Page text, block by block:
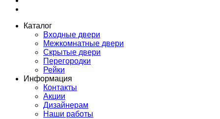
Каталог
Входные двери
Межкомнатные двери
Скрытые двери
Перегородки
Рейки
Информация
Контакты
Акции
Дизайнерам
Наши работы